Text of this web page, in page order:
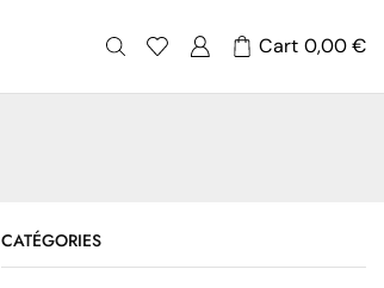
Cart 0,00€
CATÉGORIES